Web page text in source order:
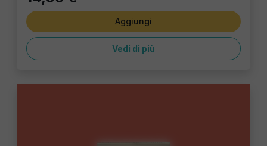
Aggiungi
Vedi di più